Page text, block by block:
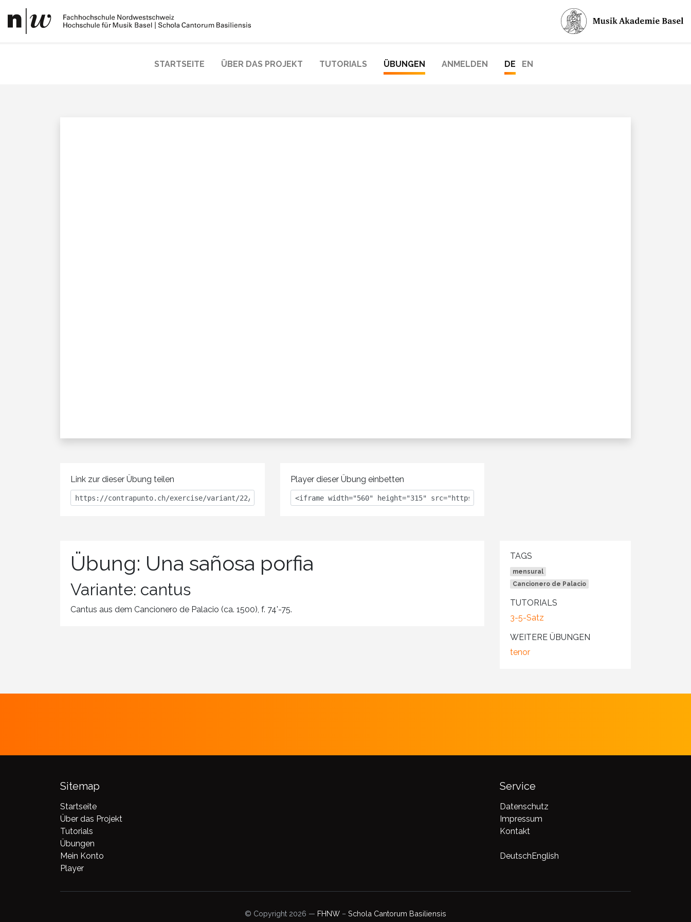
STARTSEITE ÜBER DAS PROJEKT TUTORIALS ÜBUNGEN ANMELDEN DE EN
Link zur dieser Übung teilen Player dieser Übung einbetten
Übung: Una sañosa porfia
Variante: cantus
Cantus aus dem Cancionero de Palacio (ca. 1500), f. 74'-75.
TAGS
mensural
Cancionero de Palacio
TUTORIALS
3-5-Satz
WEITERE ÜBUNGEN
tenor
Sitemap
Startseite
Über das Projekt
Tutorials
Übungen
Mein Konto
Player
Service
Datenschutz
Impressum
Kontakt
Deutsch English
© Copyright 2026 — FHNW – Schola Cantorum Basiliensis